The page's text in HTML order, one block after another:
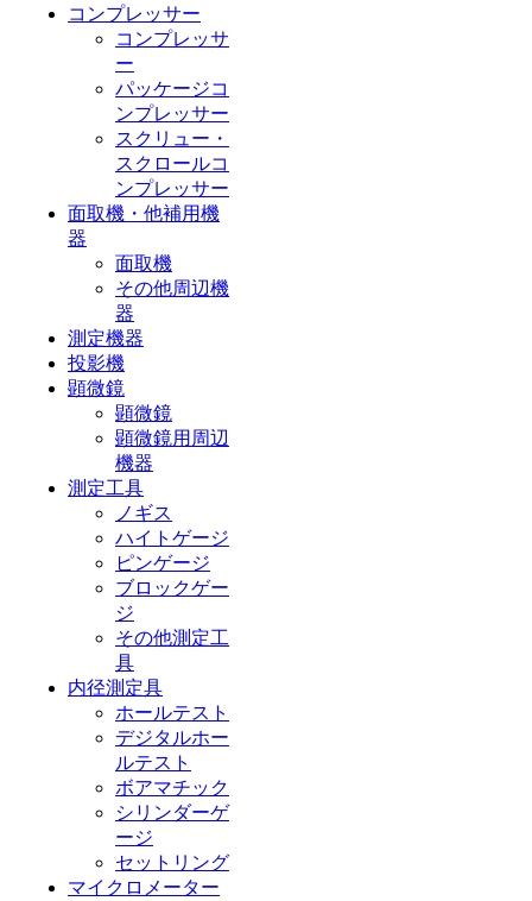
コンプレッサー
コンプレッサ
ー
パッケージコ
ンプレッサー
スクリュー・
スクロールコ
ンプレッサー
面取機・他補用機
器
面取機
その他周辺機
器
測定機器
投影機
顕微鏡
顕微鏡
顕微鏡用周辺
機器
測定工具
ノギス
ハイトゲージ
ピンゲージ
ブロックゲー
ジ
その他測定工
具
内径測定具
ホールテスト
デジタルホー
ルテスト
ボアマチック
シリンダーゲ
ージ
セットリング
マイクロメーター